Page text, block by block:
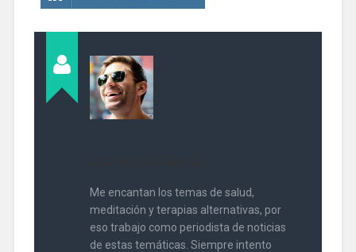
Me encantan los temas de salud,
meditación y terapias alternativas, por
eso trabajo como periodista de noticias
de estas temáticas. Siempre intento